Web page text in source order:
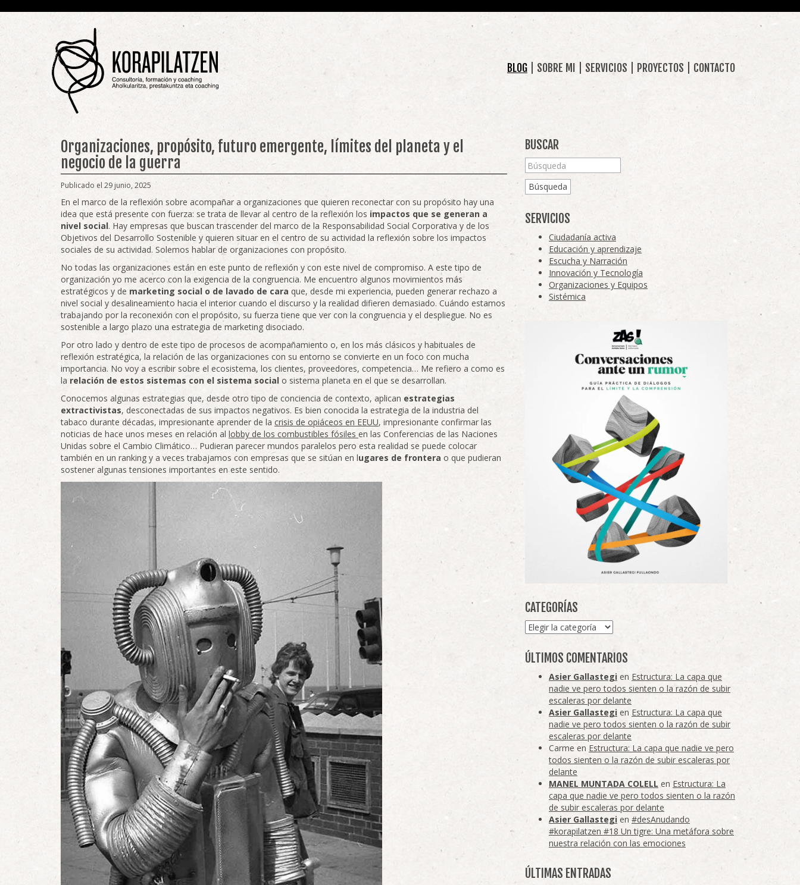
BLOG SOBRE MI SERVICIOS PROYECTOS CONTACTO
Organizaciones, propósito, futuro emergente, límites del planeta y el
negocio de la guerra
Publicado el 29 junio, 2025
En el marco de la reflexión sobre acompañar a organizaciones que quieren reconectar con su propósito hay una
idea que está presente con fuerza: se trata de llevar al centro de la reflexión los impactos que se generan a
nivel social. Hay empresas que buscan trascender del marco de la Responsabilidad Social Corporativa y de los
Objetivos del Desarrollo Sostenible y quieren situar en el centro de su actividad la reflexión sobre los impactos
sociales de su actividad. Solemos hablar de organizaciones con propósito.
No todas las organizaciones están en este punto de reflexión y con este nivel de compromiso. A este tipo de
organización yo me acerco con la exigencia de la congruencia. Me encuentro algunos movimientos más
estratégicos y de marketing social o de lavado de cara que, desde mi experiencia, pueden generar rechazo a
nivel social y desalineamiento hacia el interior cuando el discurso y la realidad difieren demasiado. Cuándo estamos
trabajando por la reconexión con el propósito, su fuerza tiene que ver con la congruencia y el despliegue. No es
sostenible a largo plazo una estrategia de marketing disociado.
Por otro lado y dentro de este tipo de procesos de acompañamiento o, en los más clásicos y habituales de
reflexión estratégica, la relación de las organizaciones con su entorno se convierte en un foco con mucha
importancia. No voy a escribir sobre el ecosistema, los clientes, proveedores, competencia… Me refiero a como es
la relación de estos sistemas con el sistema social o sistema planeta en el que se desarrollan.
Conocemos algunas estrategias que, desde otro tipo de conciencia de contexto, aplican estrategias
extractivistas, desconectadas de sus impactos negativos. Es bien conocida la estrategia de la industria del
tabaco durante décadas, impresionante aprender de la crisis de opiáceos en EEUU, impresionante confirmar las
noticias de hace unos meses en relación al lobby de los combustibles fósiles en las Conferencias de las Naciones
Unidas sobre el Cambio Climático… Pudieran parecer mundos paralelos pero esta realidad se puede colocar
también en un ranking y a veces trabajamos con empresas que se sitúan en lugares de frontera o que pudieran
sostener algunas tensiones importantes en este sentido.
BUSCAR
Búsqueda
SERVICIOS
Ciudadanía activa
Educación y aprendizaje
Escucha y Narración
Innovación y Tecnología
Organizaciones y Equipos
Sistémica
CATEGORÍAS
Categorías
ÚLTIMOS COMENTARIOS
Asier Gallastegi en Estructura: La capa que
nadie ve pero todos sienten o la razón de subir
escaleras por delante
Asier Gallastegi en Estructura: La capa que
nadie ve pero todos sienten o la razón de subir
escaleras por delante
Carme en Estructura: La capa que nadie ve pero
todos sienten o la razón de subir escaleras por
delante
MANEL MUNTADA COLELL en Estructura: La
capa que nadie ve pero todos sienten o la razón
de subir escaleras por delante
Asier Gallastegi en #desAnudando
#korapilatzen #18 Un tigre: Una metáfora sobre
nuestra relación con las emociones
ÚLTIMAS ENTRADAS